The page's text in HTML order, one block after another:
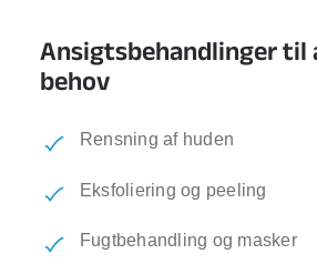
Ansigtsbehandlinger til
behov
Rensning af huden
Eksfoliering og peeling
Fugtbehandling og masker